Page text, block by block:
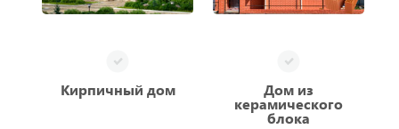
Кирпичный дом Дом из
керамического
блока